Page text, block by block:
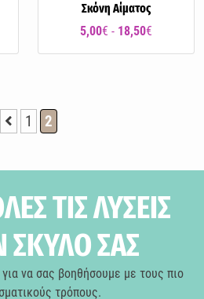
Σκόνη Αίματος
5,00€ - 18,50€
1 2
ΤΙΣ ΛΥΣΕΙΣ
ΣΚΥΛΟ ΣΑΣ
να σας βοηθήσουμε με τους πιο
τρόπους.